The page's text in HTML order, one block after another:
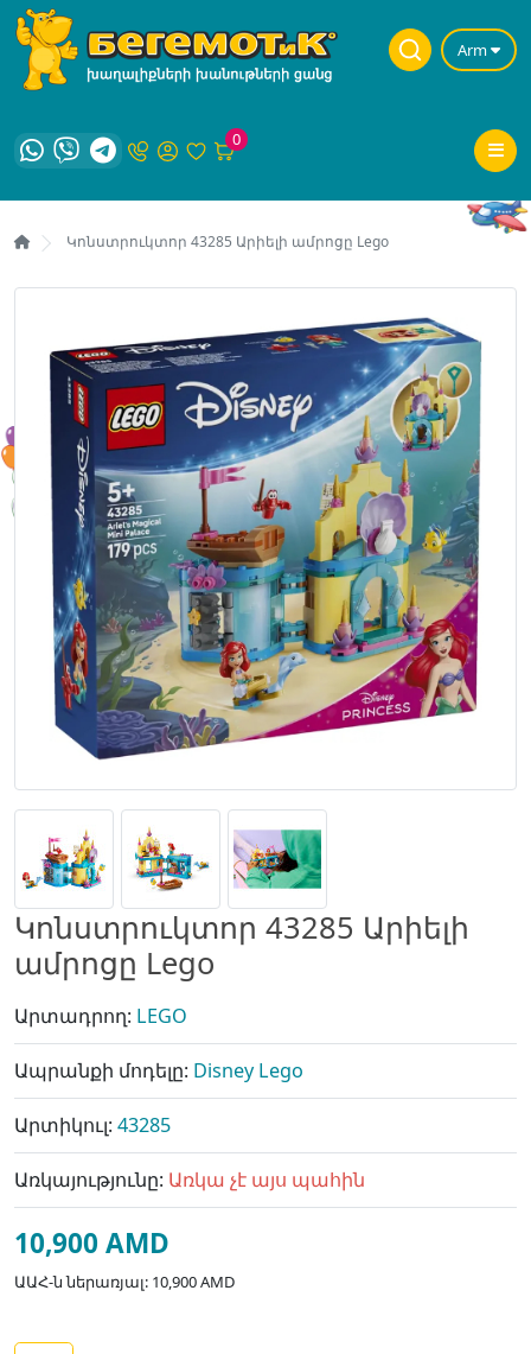
Arm
0
Կոնստրուկտոր 43285 Արիելի ամրոցը Lego
Կոնստրուկտոր 43285 Արիելի
ամրոցը Lego
Արտադրող: LEGO
Ապրանքի մոդելը: Disney Lego
Արտիկուլ: 43285
Առկայությունը: Առկա չէ այս պահին
10,900 AMD
ԱԱՀ-ն ներառյալ: 10,900 AMD